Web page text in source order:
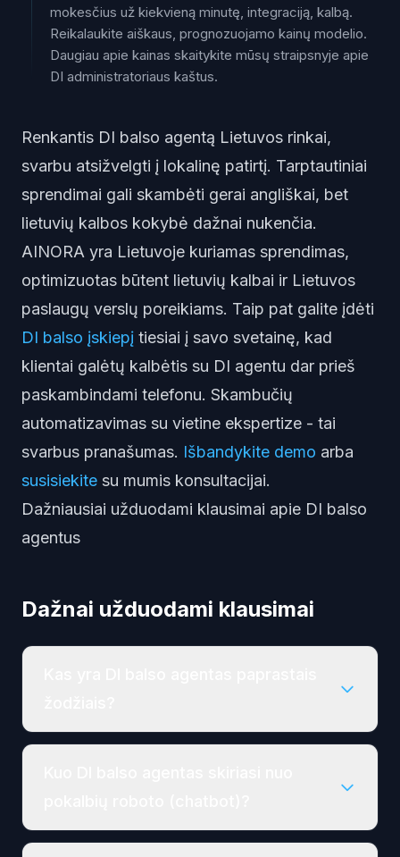
mokesčius už kiekvieną minutę, integraciją, kalbą.
Reikalaukite aiškaus, prognozuojamo kainų modelio.
Daugiau apie kainas skaitykite mūsų straipsnyje apie
DI administratoriaus kaštus.
Renkantis DI balso agentą Lietuvos rinkai,
svarbu atsižvelgti į lokalinę patirtį. Tarptautiniai
sprendimai gali skambėti gerai angliškai, bet
lietuvių kalbos kokybė dažnai nukenčia.
AINORA yra Lietuvoje kuriamas sprendimas,
optimizuotas būtent lietuvių kalbai ir Lietuvos
paslaugų verslų poreikiams. Taip pat galite įdėti
DI balso įskiepį tiesiai į savo svetainę, kad
klientai galėtų kalbėtis su DI agentu dar prieš
paskambindami telefonu. Skambučių
automatizavimas su vietine ekspertize - tai
svarbus pranašumas. Išbandykite demo arba
susisiekite su mumis konsultacijai.
Dažniausiai užduodami klausimai apie DI balso
agentus
Dažnai užduodami klausimai